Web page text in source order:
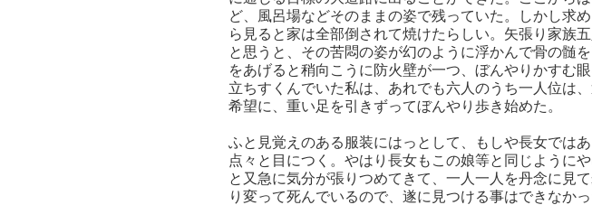
ど、風呂場などそのままの姿で残っていた。しかし求
ら見ると家は全部倒されて焼けたらしい。矢張り家族
と思うと、その苦悶の姿が幻のように浮かんで骨の髄
をあげると稍向こうに防火壁が一つ、ぼんやりかすむ
立ちすくんでいた私は、あれでも六人のうち一人位は
希望に、重い足を引きずってぼんやり歩き始めた。
ふと見覚えのある服装にはっとして、もしや長女では
点々と目につく。やはり長女もこの娘等と同じように
と又急に気分が張りつめてきて、一人一人を丹念に見
り変って死んでいるので、遂に見つける事はできなか